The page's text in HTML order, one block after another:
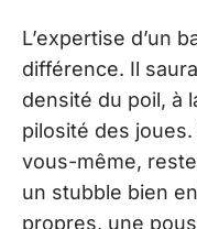
L’expertise d’un
différence. Il
densité du poil, à
pilosité des
vous-même,
un stubble bien
propres, une